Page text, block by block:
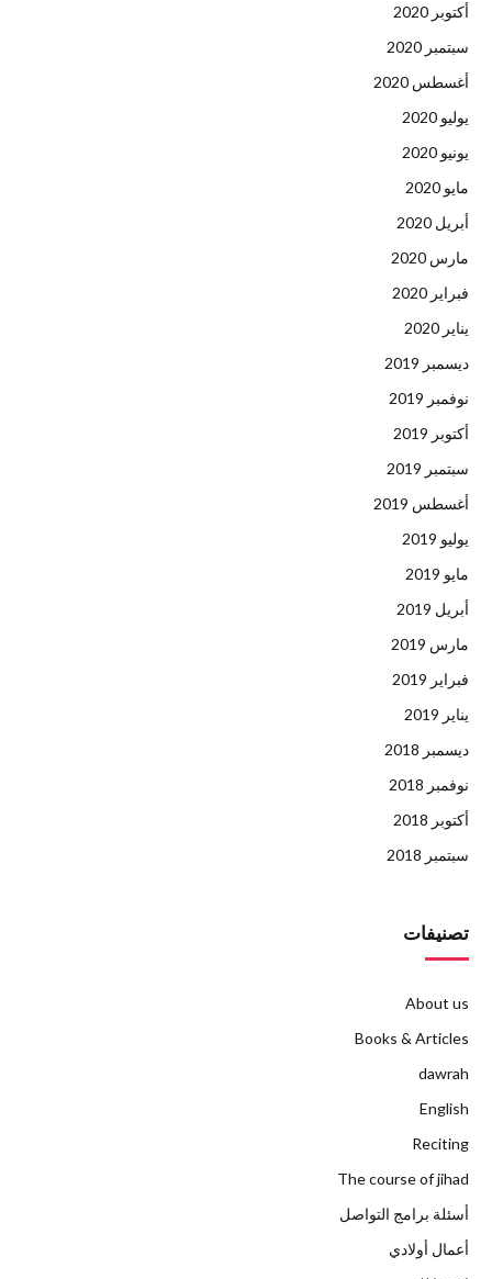
أكتوبر 2020
سبتمبر 2020
أغسطس 2020
يوليو 2020
يونيو 2020
مايو 2020
أبريل 2020
مارس 2020
فبراير 2020
يناير 2020
ديسمبر 2019
نوفمبر 2019
أكتوبر 2019
سبتمبر 2019
أغسطس 2019
يوليو 2019
مايو 2019
أبريل 2019
مارس 2019
فبراير 2019
يناير 2019
ديسمبر 2018
نوفمبر 2018
أكتوبر 2018
سبتمبر 2018
تصنيفات
About us
Books & Articles
dawrah
English
Reciting
The course of jihad
أسئلة برامج التواصل
أعمال أولادي